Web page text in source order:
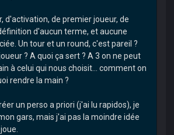
d'activation, de premier joueur, de
d'aucun terme, et aucune
Un tour et un round, c'est pareil ?
? A quoi ça sert ? A 3 on ne peut
à celui qui nous choisit... comment on
rendre la main ?
un perso a priori (j'ai lu rapidos), je
gars, mais j'ai pas la moindre idée